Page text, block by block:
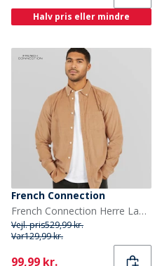
Halv pris eller mindre
French Connection
French Connection Herre Langærmet shirts Kamel
Vejl. pris529,99 kr.
Var129,99 kr.
Current
99,99 kr.